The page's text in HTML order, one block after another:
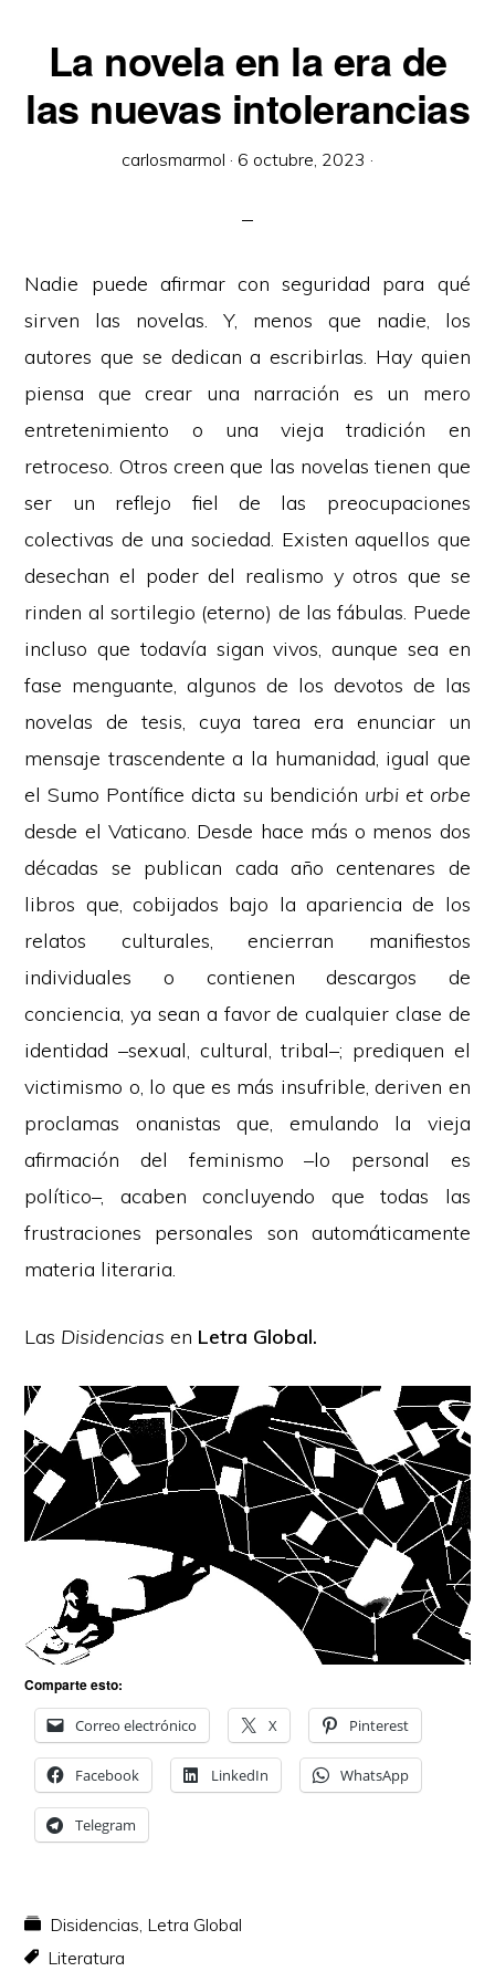
La novela en la era de
las nuevas intolerancias
carlosmarmol · 6 octubre, 2023 ·
Nadie puede afirmar con seguridad para qué
sirven las novelas. Y, menos que nadie, los
autores que se dedican a escribirlas. Hay quien
piensa que crear una narración es un mero
entretenimiento o una vieja tradición en
retroceso. Otros creen que las novelas tienen que
ser un reflejo fiel de las preocupaciones
colectivas de una sociedad. Existen aquellos que
desechan el poder del realismo y otros que se
rinden al sortilegio (eterno) de las fábulas. Puede
incluso que todavía sigan vivos, aunque sea en
fase menguante, algunos de los devotos de las
novelas de tesis, cuya tarea era enunciar un
mensaje trascendente a la humanidad, igual que
el Sumo Pontífice dicta su bendición urbi et orbe
desde el Vaticano. Desde hace más o menos dos
décadas se publican cada año centenares de
libros que, cobijados bajo la apariencia de los
relatos culturales, encierran manifiestos
individuales o contienen descargos de
conciencia, ya sean a favor de cualquier clase de
identidad –sexual, cultural, tribal–; prediquen el
victimismo o, lo que es más insufrible, deriven en
proclamas onanistas que, emulando la vieja
afirmación del feminismo –lo personal es
político–, acaben concluyendo que todas las
frustraciones personales son automáticamente
materia literaria.
Las Disidencias en Letra Global.
Comparte esto:
Correo electrónico X Pinterest
Facebook LinkedIn WhatsApp
Telegram
Disidencias, Letra Global
Literatura